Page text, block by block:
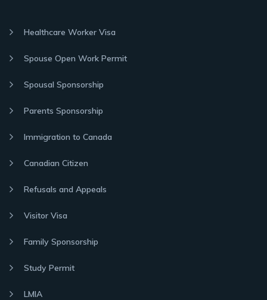
Healthcare Worker Visa
Spouse Open Work Permit
Spousal Sponsorship
Parents Sponsorship
Immigration to Canada
Canadian Citizen
Refusals and Appeals
Visitor Visa
Family Sponsorship
Study Permit
LMIA